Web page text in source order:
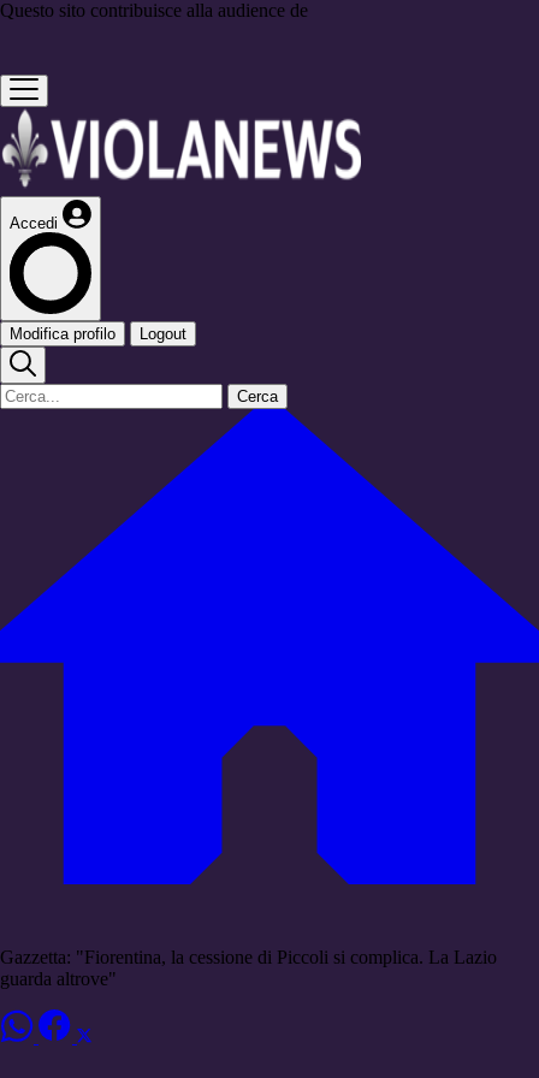
Questo sito contribuisce alla audience de
Accedi
Modifica profilo Logout
Cerca
Gazzetta: "Fiorentina, la cessione di Piccoli si complica. La Lazio
guarda altrove"